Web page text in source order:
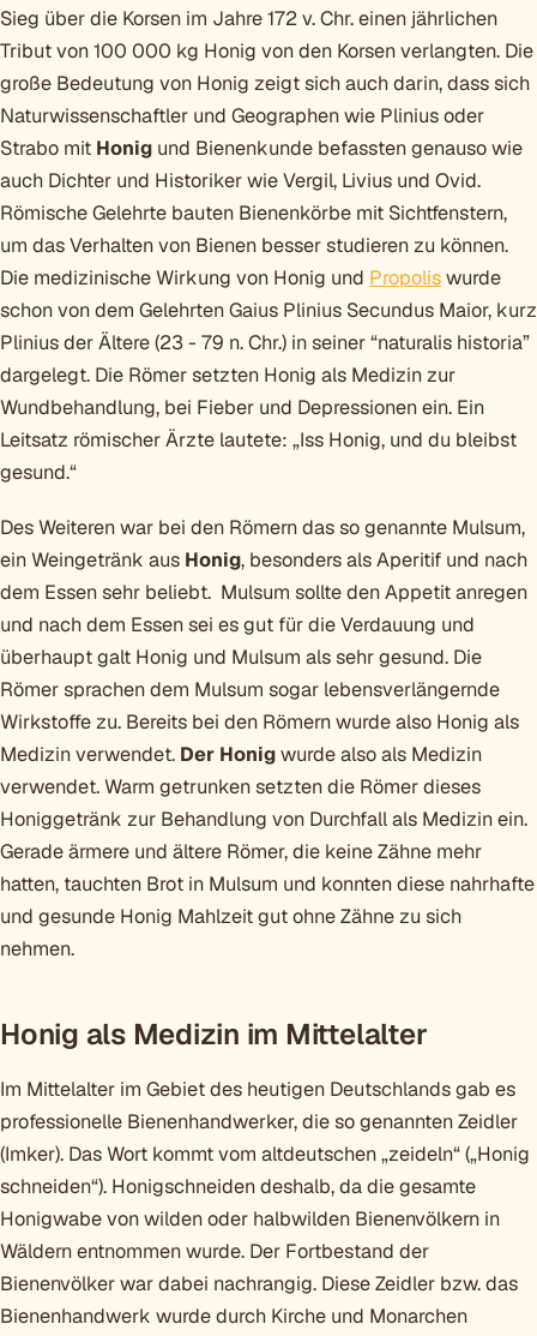
Sieg über die Korsen im Jahre 172 v. Chr. einen jährlichen
Tribut von 100 000 kg Honig von den Korsen verlangten. Die
große Bedeutung von Honig zeigt sich auch darin, dass sich
Naturwissenschaftler und Geographen wie Plinius oder
Strabo mit Honig und Bienenkunde befassten genauso wie
auch Dichter und Historiker wie Vergil, Livius und Ovid.
Römische Gelehrte bauten Bienenkörbe mit Sichtfenstern,
um das Verhalten von Bienen besser studieren zu können.
Die medizinische Wirkung von Honig und Propoliswurde
schon von dem Gelehrten Gaius Plinius Secundus Maior, kurz
Plinius der Ältere (23 - 79 n. Chr.) in seiner “naturalis historia”
dargelegt. Die Römer setzten Honig als Medizin zur
Wundbehandlung, bei Fieber und Depressionen ein. Ein
Leitsatz römischer Ärzte lautete: „Iss Honig, und du bleibst
gesund.“
Des Weiteren war bei den Römern das so genannte Mulsum,
ein Weingetränk aus Honig, besonders als Aperitif und nach
dem Essen sehr beliebt. Mulsum sollte den Appetit anregen
und nach dem Essen sei es gut für die Verdauung und
überhaupt galt Honig und Mulsum als sehr gesund. Die
Römer sprachen dem Mulsum sogar lebensverlängernde
Wirkstoffe zu. Bereits bei den Römern wurde also Honig als
Medizin verwendet. Der Honigwurde also als Medizin
verwendet. Warm getrunken setzten die Römer dieses
Honiggetränk zur Behandlung von Durchfall als Medizin ein.
Gerade ärmere und ältere Römer, die keine Zähne mehr
hatten, tauchten Brot in Mulsum und konnten diese nahrhafte
und gesunde Honig Mahlzeit gut ohne Zähne zu sich
nehmen.
Honig als Medizin im Mittelalter
Im Mittelalter im Gebiet des heutigen Deutschlands gab es
professionelle Bienenhandwerker, die so genannten Zeidler
(Imker). Das Wort kommt vom altdeutschen „zeideln“ („Honig
schneiden“). Honigschneiden deshalb, da die gesamte
Honigwabe von wilden oder halbwilden Bienenvölkern in
Wäldern entnommen wurde. Der Fortbestand der
Bienenvölker war dabei nachrangig. Diese Zeidler bzw. das
Bienenhandwerk wurde durch Kirche und Monarchen